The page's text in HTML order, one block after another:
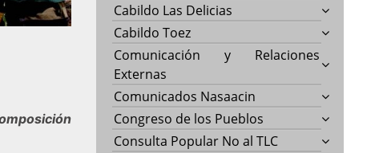
Cabildo Las Delicias
Cabildo Toez
Comunicación y Relaciones
Externas
Comunicados Nasaacin
Congreso de los Pueblos
Consulta Popular No al TLC